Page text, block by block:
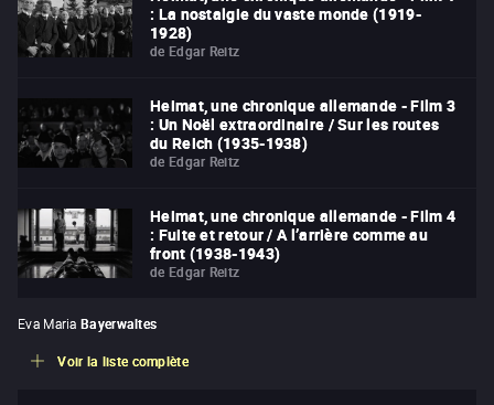
: La nostalgie du vaste monde (1919-
1928)
de Edgar Reitz
Heimat, une chronique allemande - Film 3
: Un Noël extraordinaire / Sur les routes
du Reich (1935-1938)
de Edgar Reitz
Heimat, une chronique allemande - Film 4
: Fuite et retour / A l’arrière comme au
front (1938-1943)
de Edgar Reitz
Eva Maria Bayerwaltes
Voir la liste complète